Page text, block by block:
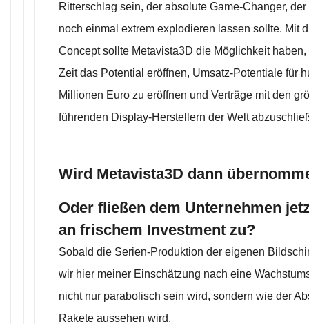
Ritterschlag sein, der absolute Game-Changer,
noch einmal extrem explodieren lassen sollte. Mit
Concept sollte Metavista3D die Möglichkeit
Zeit das Potential eröffnen, Umsatz-Potentiale für
Millionen Euro zu eröffnen und Verträge mit den
führenden Display-Herstellern der Welt
Wird Metavista3D dann
Oder fließen dem Unternehmen
an frischem Investment zu?
Sobald die Serien-Produktion der eigenen
wir hier meiner Einschätzung nach eine
nicht nur parabolisch sein wird, sondern wie der
Rakete aussehen wird.